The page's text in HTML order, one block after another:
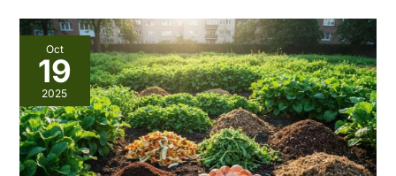
Oct
19
2025
Secrets
d’un
compost
sans
odeurs
en
ville